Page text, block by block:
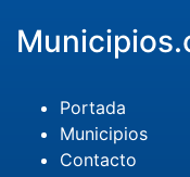
Portada
Municipios
Contacto